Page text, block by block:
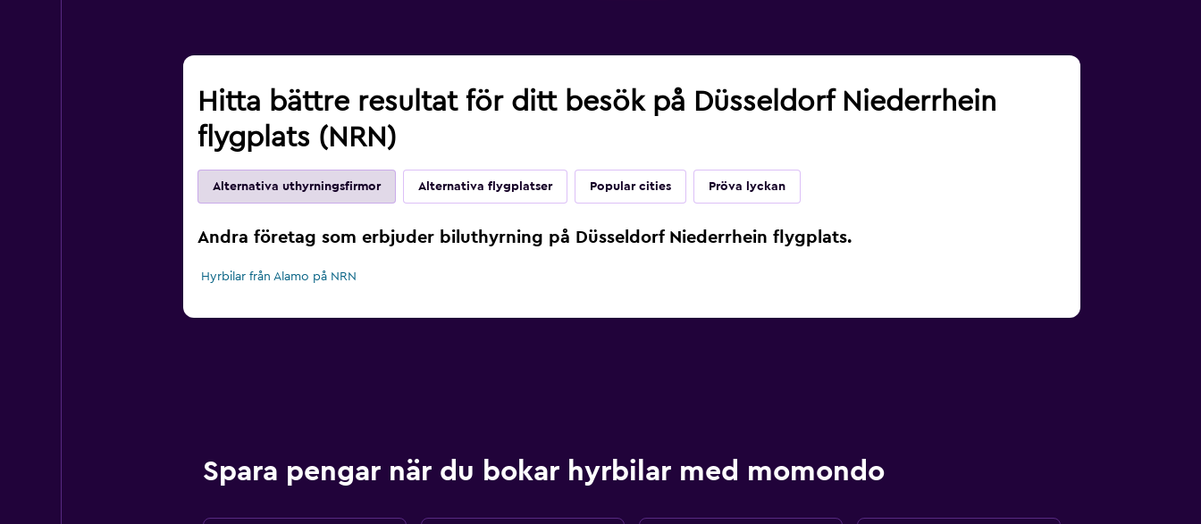
Hitta bättre resultat för ditt besök på Düsseldorf Niederrhein
flygplats (NRN)
Alternativa uthyrningsfirmor Alternativa flygplatser Popular cities Pröva lyckan
Andra företag som erbjuder biluthyrning på Düsseldorf Niederrhein flygplats.
Hyrbilar från Alamo på NRN
Spara pengar när du bokar hyrbilar med momondo